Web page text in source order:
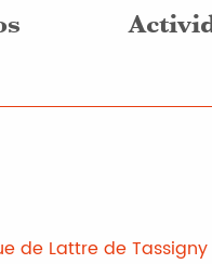
de Lattre de Tassigny